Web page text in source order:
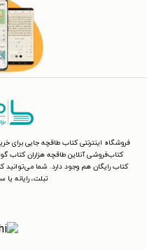
فروشگاه اینترنتی کتاب طاقچه جایی برای
کتاب‌فروشی آنلاین طاقچه هزاران کتاب
کتاب رایگان هم وجود دارد. شما می‌توانید
تبلت، رایانه